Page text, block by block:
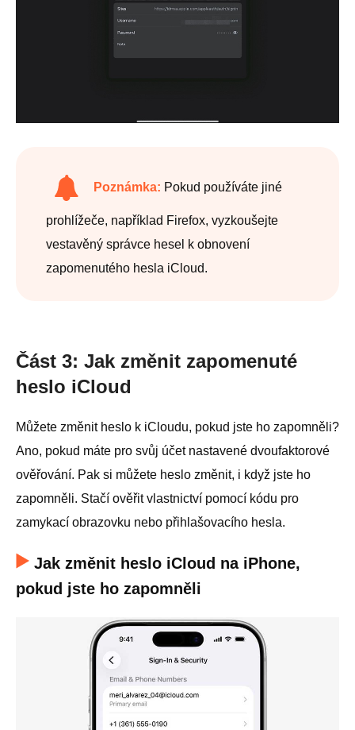
Poznámka: Pokud používáte jiné
prohlížeče, například Firefox, vyzkoušejte
vestavěný správce hesel k obnovení
zapomenutého hesla iCloud.
Část 3: Jak změnit zapomenuté
heslo iCloud
Můžete změnit heslo k iCloudu, pokud jste ho zapomněli?
Ano, pokud máte pro svůj účet nastavené dvoufaktorové
ověřování. Pak si můžete heslo změnit, i když jste ho
zapomněli. Stačí ověřit vlastnictví pomocí kódu pro
zamykací obrazovku nebo přihlašovacího hesla.
Jak změnit heslo iCloud na iPhone,
pokud jste ho zapomněli